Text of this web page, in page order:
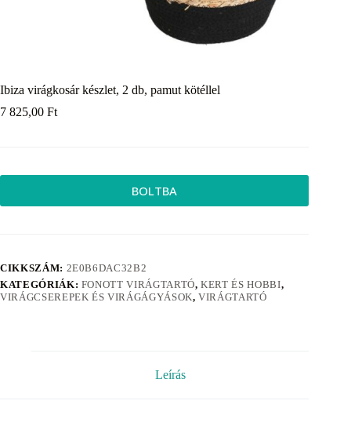
Ibiza virágkosár készlet, 2 db, pamut kötéllel
7 825,00 Ft
BOLTBA
CIKKSZÁM: 2E0B6DAC32B2
KATEGÓRIÁK: FONOTT VIRÁGTARTÓ,KERT ÉS HOBBI,
VIRÁGCSEREPEK ÉS VIRÁGÁGYÁSOK,VIRÁGTARTÓ
Leírás